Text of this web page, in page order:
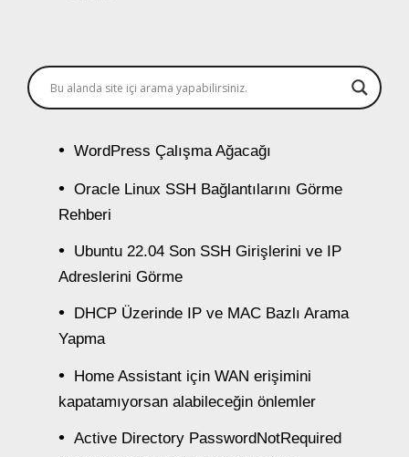
WordPress Çalışma Ağacağı
Oracle Linux SSH Bağlantılarını Görme
Rehberi
Ubuntu 22.04 Son SSH Girişlerini ve IP
Adreslerini Görme
DHCP Üzerinde IP ve MAC Bazlı Arama
Yapma
Home Assistant için WAN erişimini
kapatamıyorsan alabileceğin önlemler
Active Directory PasswordNotRequired